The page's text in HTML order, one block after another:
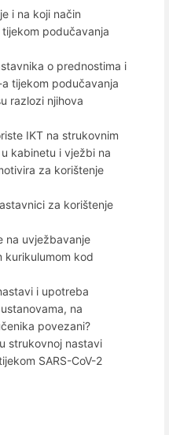
i na koji način
podučavanja
o prednostima i
tijekom podučavanja
razlozi njihova
IKT na strukovnim
kabinetu i vježbi na
za korištenje
za korištenje
na uvježbavanje
kurikulumom kod
i upotreba
na
povezani?
strukovnoj nastavi
SARS-CoV-2